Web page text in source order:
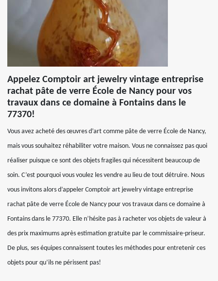
Appelez Comptoir art jewelry vintage entreprise
rachat pâte de verre École de Nancy pour vos
travaux dans ce domaine à Fontains dans le
77370!
Vous avez acheté des œuvres d’art comme pâte de verre École de Nancy,
mais vous souhaitez réhabiliter votre maison. Vous ne connaissez pas quoi
réaliser puisque ce sont des objets fragiles qui nécessitent beaucoup de
soin. C’est pourquoi vous voulez les vendre au lieu de tout détruire. Nous
vous invitons alors d’appeler Comptoir art jewelry vintage entreprise
rachat pâte de verre École de Nancy pour vos travaux dans ce domaine à
Fontains dans le 77370. Elle n’hésite pas à racheter vos objets de valeur à
des prix maximums après estimation gratuite par le commissaire-priseur.
De plus, ses équipes connaissent toutes les méthodes pour entretenir ces
objets pour qu’ils ne périssent pas!